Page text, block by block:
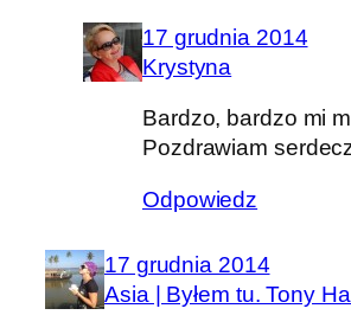
17 grudnia 2014
Krystyna
Bardzo, bardzo mi
Pozdrawiam
Odpowiedz
17 grudnia 2014
Asia | Byłem tu. Tony